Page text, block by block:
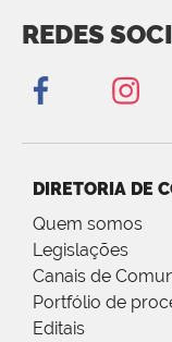
REDES
DIRETORIA DE
Quem somos
Legislações
Canais de
Portfólio de
Editais